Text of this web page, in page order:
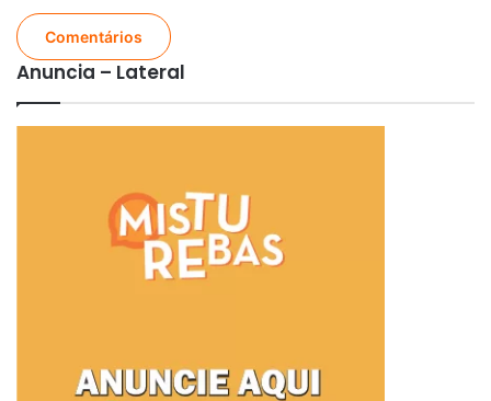
Comentários
Anuncia – Lateral